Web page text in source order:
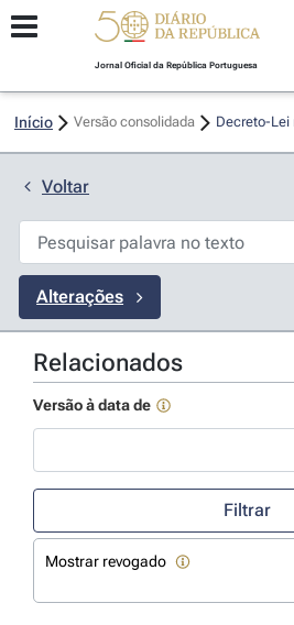
Jornal Oficial da República Portuguesa
Início Versão consolidada Decreto-Lei
Voltar
Alterações
Relacionados
Versão à data de
Use a tecla de seta para baixo para
Filtrar
Mostrar revogado